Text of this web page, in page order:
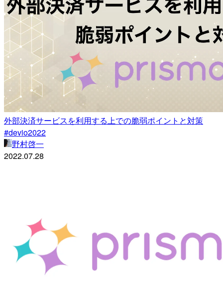
外部決済サービスを利用する上での脆弱ポイントと対策
#devio2022
野村啓一
2022.07.28